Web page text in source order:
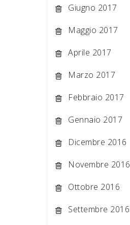
Giugno 2017
Maggio 2017
Aprile 2017
Marzo 2017
Febbraio 2017
Gennaio 2017
Dicembre 2016
Novembre 2016
Ottobre 2016
Settembre 2016